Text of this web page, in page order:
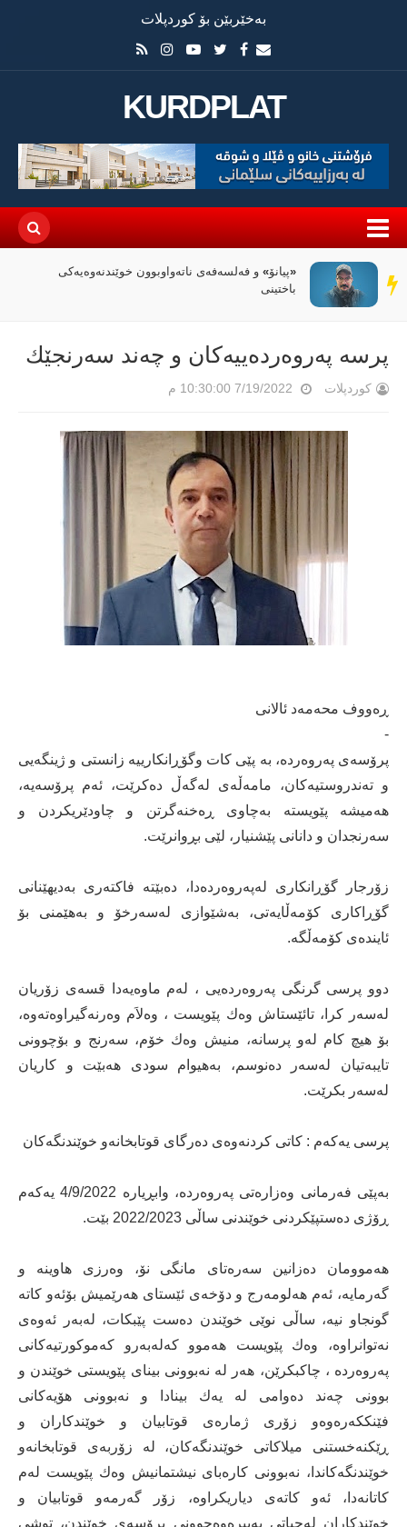
بەخێربێن بۆ کوردپلات
KURDPLAT
سەر
دێڕ
«پیانۆ» و فەلسەفەی ناتەواوبوون خوێندنەوەیەکی
باختینی
پرسه‌ په‌روه‌رده‌ییه‌كان و چه‌ند سه‌رنجێك
کوردپلات 7/19/2022 10:30:00 م
ڕه‌ووف محه‌مه‌د ئالانی‌
-
پرۆسه‌ی‌ په‌روه‌رده‌، به‌ پێی‌ كات وگۆڕانكارییه‌ زانستی و ژینگه‌یی‌
و ته‌ندروستیه‌كان، مامه‌ڵه‌ی‌ له‌گه‌ڵ ده‌كرێت، ئه‌م پرۆسه‌یه‌،
هه‌میشه‌ پێویسته‌ به‌چاوی‌ ڕه‌خنه‌گرتن و چاودێریكردن و
سه‌رنجدان و دانانی‌ پێشنیار، لێی‌ بڕوانرێت.
زۆرجار گۆڕانكاری له‌په‌روه‌رده‌دا، ده‌بێته‌ فاكته‌ری‌ به‌دیهێنانی‌
گۆڕاكاری‌ كۆمه‌ڵایه‌تی‌، به‌شێوازی‌ له‌سه‌رخۆ و به‌هێمنی‌ بۆ
ئاینده‌ی‌ كۆمه‌ڵگه‌.
دوو پرسی‌ گرنگی‌ په‌روه‌رده‌یی‌ ، له‌م ماوه‌یه‌دا قسه‌ی‌ زۆریان
له‌سه‌ر كرا، تائێستاش وه‌ك پێویست ، وه‌لاَم وه‌رنه‌گیراوه‌ته‌وه‌،
بۆ هیچ كام له‌و پرسانه‌، منیش وه‌ك خۆم، سه‌رنج و بۆچوونی‌
تایبه‌تیان له‌سه‌ر ده‌نوسم، به‌هیوام سودی‌ هه‌بێت و كاریان
له‌سه‌ر بكرێت.
پرسی‌ یه‌كه‌م : كاتی‌ كردنه‌وه‌ی‌ ده‌رگای‌ قوتابخانه‌و خوێندنگه‌كان
به‌پێی‌ فه‌رمانی‌ وه‌زاره‌تی‌ په‌روه‌رده‌، وابڕیاره‌ 4/9/2022 یه‌كه‌م
ڕۆژی‌ ده‌ستپێكردنی‌ خوێندنی‌ ساڵی‌ 2022/2023 بێت.
هه‌موومان ده‌زانین سه‌ره‌تای‌ مانگی‌ نۆ، وه‌رزی‌ هاوینه‌ و
گه‌رمایه‌، ئه‌م هه‌لومه‌رج و دۆخه‌ی‌ ئێستای‌ هه‌رێمیش بۆئه‌و كاته‌
گونجاو نیه‌، ساڵی‌ نوێی‌ خوێندن ده‌ست پێبكات، له‌به‌ر ئه‌وه‌ی‌
نه‌توانراوه‌، وه‌ك پێویست هه‌موو كه‌له‌به‌رو كه‌موكورتیه‌كانی‌
په‌روه‌رده‌ ، چاكبكرێن، هه‌ر له‌ نه‌بوونی‌ بینای‌ پێویستی‌ خوێندن و
بوونی‌ چه‌ند ده‌وامی‌ له‌ یه‌ك بینادا و نه‌بوونی‌ هۆیه‌كانی‌
فێنككه‌ره‌وه‌و زۆری‌ ژماره‌ی‌ قوتابیان و خوێندكاران و
ڕێكنه‌خستنی‌ میلاكاتی‌ خوێندنگه‌كان، له‌ زۆربه‌ی‌ قوتابخانه‌و
خوێندنگه‌كاندا، نه‌بوونی‌ كاره‌بای‌ نیشتمانیش وه‌ك پێویست له‌م
كاتانه‌دا، ئه‌و كاته‌ی‌ دیاریكراوه‌، زۆر گه‌رمه‌و قوتابیان و
خوێندكاران له‌جیاتی‌ به‌پیره‌وه‌چوونی‌ پرۆسه‌ی‌ خوێندن، توشی‌